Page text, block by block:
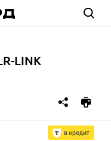
LINK